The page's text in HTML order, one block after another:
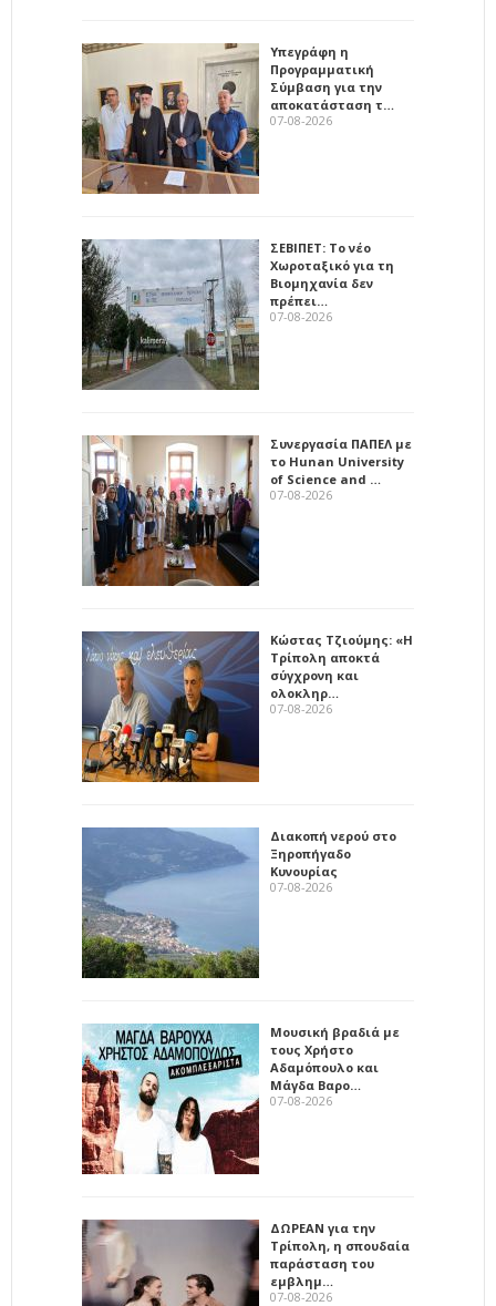
Υπεγράφη η
Προγραμματική
Σύμβαση για την
αποκατάσταση τ…
07-08-2026
ΣΕΒΙΠΕΤ: Το νέο
Χωροταξικό για τη
Βιομηχανία δεν
πρέπει…
07-08-2026
Συνεργασία ΠΑΠΕΛ με
το Hunan University
of Science and …
07-08-2026
Κώστας Τζιούμης: «Η
Τρίπολη αποκτά
σύγχρονη και
ολοκληρ…
07-08-2026
Διακοπή νερού στο
Ξηροπήγαδο
Κυνουρίας
07-08-2026
Μουσική βραδιά με
τους Χρήστο
Αδαμόπουλο και
Μάγδα Βαρο…
07-08-2026
ΔΩΡΕΑΝ για την
Τρίπολη, η σπουδαία
παράσταση του
εμβλημ…
07-08-2026